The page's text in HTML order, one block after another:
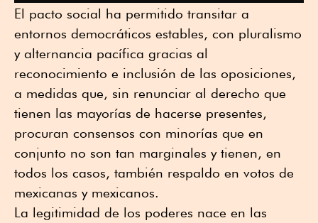
El pacto social ha permitido transitar a
entornos democráticos estables, con pluralismo
y alternancia pacífica gracias al
reconocimiento e inclusión de las oposiciones,
a medidas que, sin renunciar al derecho que
tienen las mayorías de hacerse presentes,
procuran consensos con minorías que en
conjunto no son tan marginales y tienen, en
todos los casos, también respaldo en votos de
mexicanas y mexicanos.
La legitimidad de los poderes nace en las